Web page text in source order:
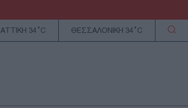
ΑΤΤΙΚΗ 34°C ΘΕΣΣΑΛΟΝΙΚΗ 34°C